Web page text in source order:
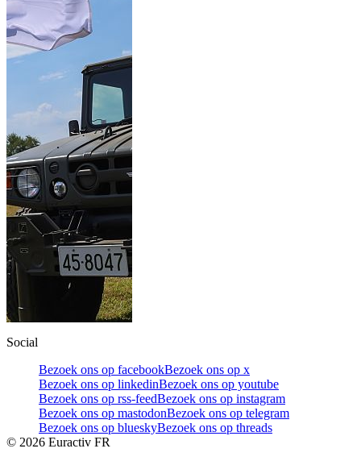
Social
Bezoek ons op facebookBezoek ons op x
Bezoek ons op linkedinBezoek ons op youtube
Bezoek ons op rss-feedBezoek ons op instagram
Bezoek ons op mastodonBezoek ons op telegram
Bezoek ons op blueskyBezoek ons op threads
© 2026 Euractiv FR